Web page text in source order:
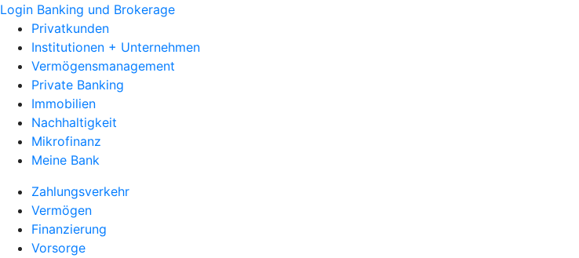
Login Banking und Brokerage
Privatkunden
Institutionen + Unternehmen
Vermögensmanagement
Private Banking
Immobilien
Nachhaltigkeit
Mikrofinanz
Meine Bank
Zahlungsverkehr
Vermögen
Finanzierung
Vorsorge